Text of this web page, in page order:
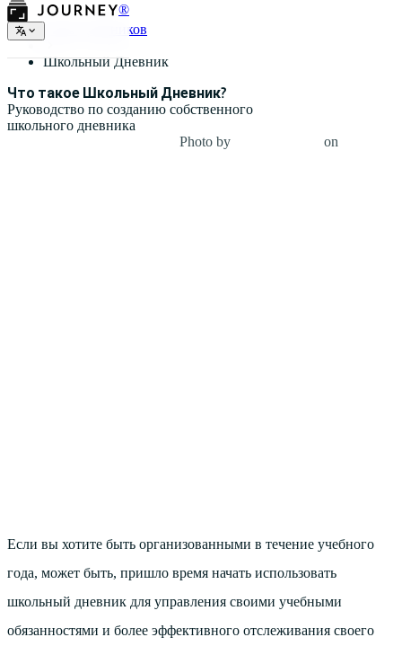
®
Типы дневников
Школьный Дневник
Что такое Школьный Дневник?
Руководство по созданию собственного
школьного дневника
Photo by
on
Если вы хотите быть организованными в течение учебного
года, может быть, пришло время начать использовать
школьный дневник для управления своими учебными
обязанностями и более эффективного отслеживания своего